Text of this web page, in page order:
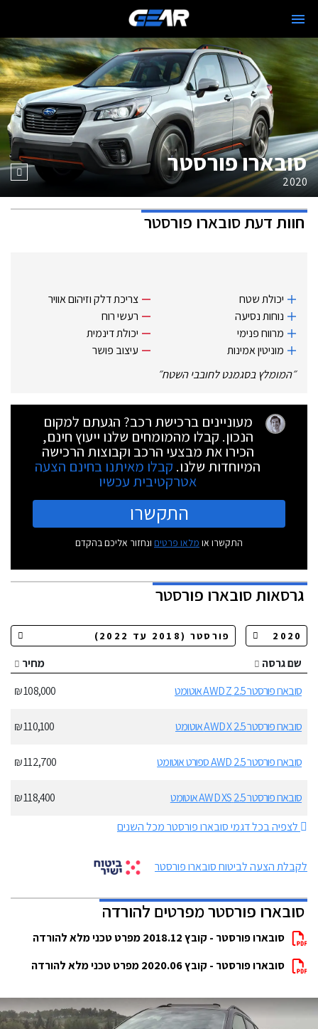
סובארו פורסטר
2020
חוות דעתסובארו פורסטר
יכולת שטח
נוחות נסיעה
מרווח פנימי
מוניטין אמינות
צריכת דלק וזיהום אוויר
רעשי רוח
יכולת דינמית
עיצוב פושר
״המומלץ בסגמנט לחובבי השטח״
מעוניינים ברכישת רכב? הגעתם למקום
הנכון. קבלו מהמומחים שלנו ייעוץ חינם,
הכירו את מבצעי הרכב וקבוצות הרכישה
המיוחדות שלנו. קבלו מאיתנו בחינם הצעה
אטרקטיבית עכשיו
התקשרו
התקשרו או מלאו פרטים ונחזור אליכם בהקדם
גרסאותסובארו פורסטר
שם גרסה
מחיר
סובארו פורסטר 2.5 AWD Z אוטומט
108,000 ₪
סובארו פורסטר 2.5 AWD X אוטומט 110,100 ₪
סובארו פורסטר 2.5 AWD ספורט אוטומט 112,700 ₪
סובארו פורסטר 2.5 AWD XS אוטומט
118,400 ₪
לצפיה בכל דגמי סובארו פורסטר מכל השנים
לקבלת הצעה לביטוח סובארו פורסטר
סובארו פורסטר מפרטים להורדה
סובארו פורסטר - קובץ 2018.12 מפרט טכני מלא להורדה
סובארו פורסטר - קובץ 2020.06 מפרט טכני מלא להורדה